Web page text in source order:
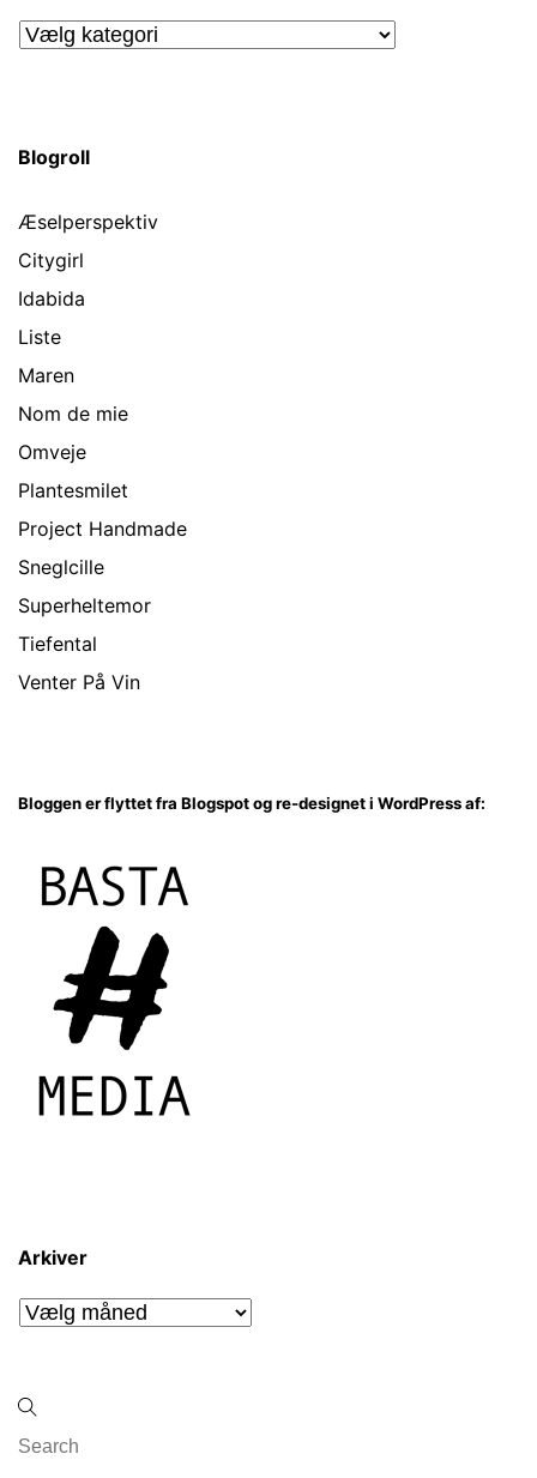
Kategorier
Blogroll
Æselperspektiv
Citygirl
Idabida
Liste
Maren
Nom de mie
Omveje
Plantesmilet
Project Handmade
Sneglcille
Superheltemor
Tiefental
Venter På Vin
Bloggen er flyttet fra Blogspot og re-designet i WordPress af:
Arkiver
Arkiver